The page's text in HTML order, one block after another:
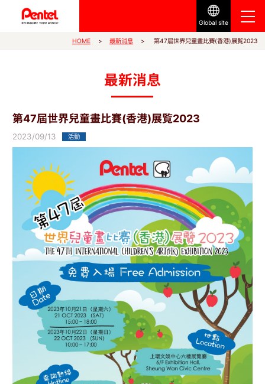
Global site
HOME 最新消息 第47屆世界兒童畫比賽(香港)展覧2023
最新消息
第47屆世界兒童畫比賽(香港)展覧2023
2023/09/13 活動